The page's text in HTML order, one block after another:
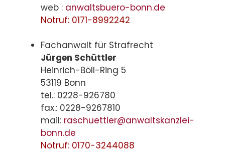
web : anwaltsbuero-bonn.de
Notruf: 0171-8992242
Fachanwalt für Strafrecht
Jürgen Schüttler
Heinrich-Böll-Ring 5
53119 Bonn
tel.: 0228-926780
fax.: 0228-9267810
mail: raschuettler@anwaltskanzlei-
bonn.de
Notruf: 0170-3244088